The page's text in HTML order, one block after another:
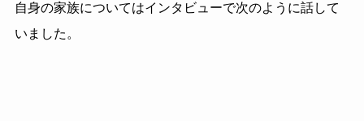
自身の家族についてはインタビューで次のように話して
いました。